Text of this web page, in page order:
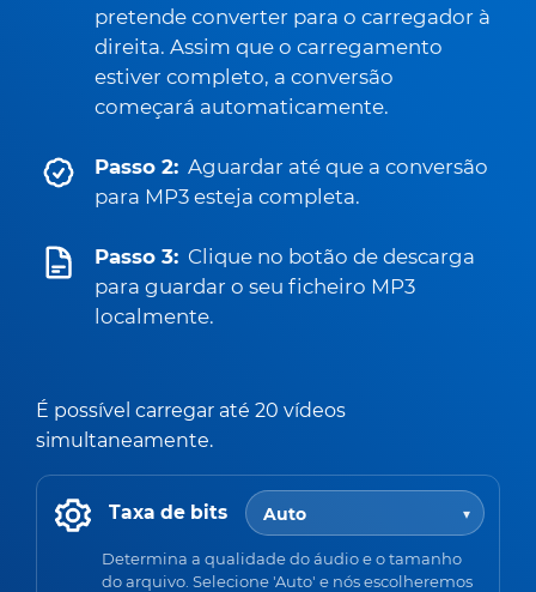
pretende converter para o carregador à
direita. Assim que o carregamento
estiver completo, a conversão
começará automaticamente.
Passo 2: Aguardar até que a conversão
para MP3 esteja completa.
Passo 3: Clique no botão de descarga
para guardar o seu ficheiro MP3
localmente.
É possível carregar até 20 vídeos
simultaneamente.
Taxa de bits
Determina a qualidade do áudio e o tamanho
do arquivo. Selecione 'Auto' e nós escolheremos